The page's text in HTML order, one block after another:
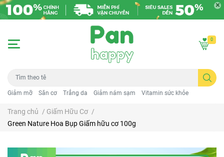
Giảm mỡ Săn cơ Trắng da Giảm nám sạm Vitamin sức khỏe
0
Trang chủ / Giấm Hữu Cơ /
Green Nature Hoa Bụp Giấm hữu cơ 100g